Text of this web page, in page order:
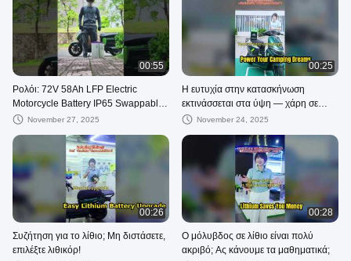
00:55
Ρολόι: 72V 58Ah LFP Electric
Motorcycle Battery IP65 Swappable
Showcase
November 27, 2025
00:25
Η ευτυχία στην κατασκήνωση
εκτινάσσεται στα ύψη — χάρη σε
αυτόν τον «κινητό σταθμό
November 24, 2025
00:26
Συζήτηση για το λίθιο; Μη διστάσετε,
επιλέξτε λιθικόρ!
00:28
Ο μόλυβδος σε λίθιο είναι πολύ
ακριβό; Ας κάνουμε τα μαθηματικά;